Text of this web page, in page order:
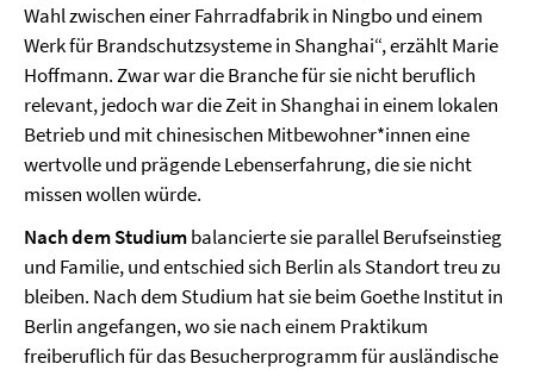
Wahl zwischen einer Fahrradfabrik in Ningbo und einem
Werk für Brandschutzsysteme in Shanghai“, erzählt Marie
Hoffmann. Zwar war die Branche für sie nicht beruflich
relevant, jedoch war die Zeit in Shanghai in einem lokalen
Betrieb und mit chinesischen Mitbewohner*innen eine
wertvolle und prägende Lebenserfahrung, die sie nicht
missen wollen würde.
Nach dem Studiumbalancierte sie parallel Berufseinstieg
und Familie, und entschied sich Berlin als Standort treu zu
bleiben. Nach dem Studium hat sie beim Goethe Institut in
Berlin angefangen, wo sie nach einem Praktikum
freiberuflich für das Besucherprogramm für ausländische